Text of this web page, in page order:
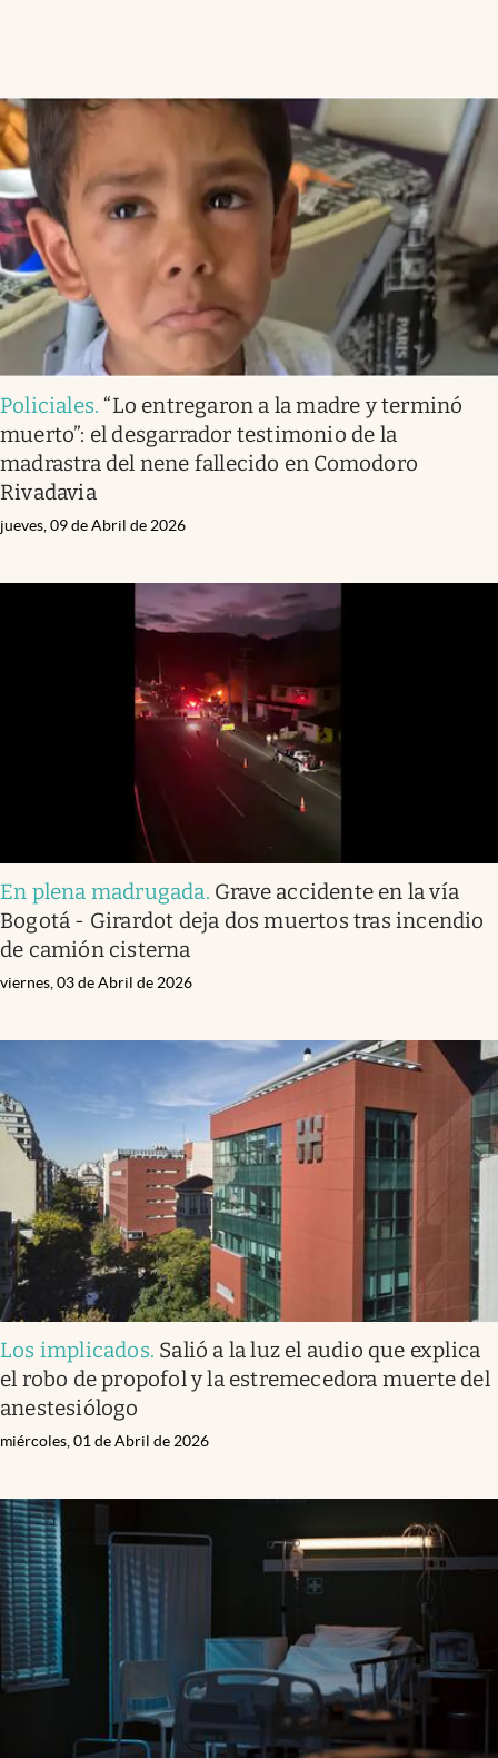
Policiales.“Lo entregaron a la madre y terminó
muerto”: el desgarrador testimonio de la
madrastra del nene fallecido en Comodoro
Rivadavia
jueves, 09 de Abril de 2026
En plena madrugada. Grave accidente en la vía
Bogotá - Girardot deja dos muertos tras incendio
de camión cisterna
viernes, 03 de Abril de 2026
Los implicados. Salió a la luz el audio que explica
el robo de propofol y la estremecedora muerte del
anestesiólogo
miércoles, 01 de Abril de 2026